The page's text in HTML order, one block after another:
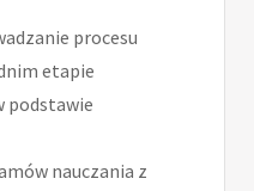
procesu
etapie
podstawie
nauczania z